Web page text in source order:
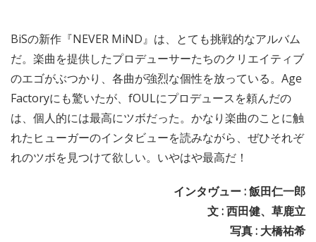
INTERVIEW : ヒューガー(BiS)
BiSの新作『NEVER MiND』は、とても挑戦的なアルバム
だ。楽曲を提供したプロデューサーたちのクリエイティブ
Factoryにも驚いたが、fOULにプロデュースを頼んだの
は、個人的には最高にツボだった。かなり楽曲のことに触
れたヒューガーのインタビューを読みながら、ぜひそれぞ